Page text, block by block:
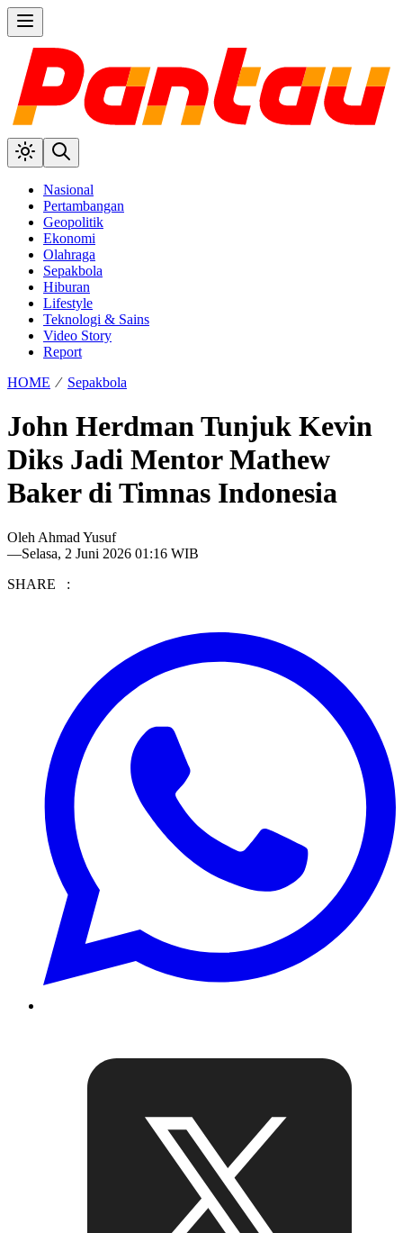
Nasional
Pertambangan
Geopolitik
Ekonomi
Olahraga
Sepakbola
Hiburan
Lifestyle
Teknologi & Sains
Video Story
Report
HOME ⁄ Sepakbola
John Herdman Tunjuk Kevin
Diks Jadi Mentor Mathew
Baker di Timnas Indonesia
Oleh Ahmad Yusuf
—Selasa, 2 Juni 2026 01:16 WIB
SHARE :